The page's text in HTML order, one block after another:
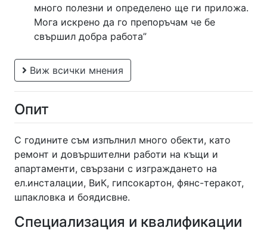
много полезни и определено ще ги приложа.
Мога искрено да го препоръчам че бе
свършил добра работа”
Виж всички мнения
Опит
С годините съм изпълнил много обекти, като
ремонт и довършителни работи на къщи и
апартаменти, свързани с изграждането на
ел.инсталации, ВиК, гипсокартон, фянс-теракот,
шпакловка и боядисвне.
Специализация и квалификации